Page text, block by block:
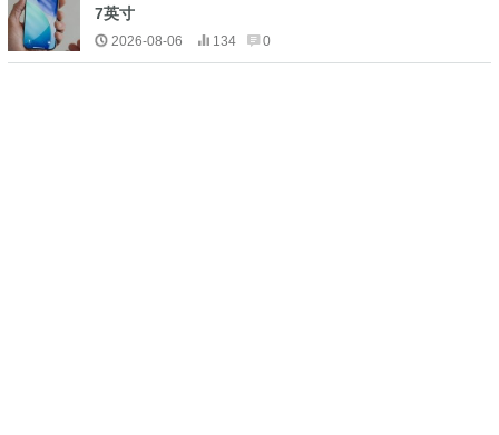
7英寸
2026-08-06 134 0